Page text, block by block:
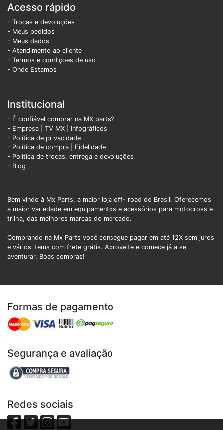
Acesso rápido
- Trocas e devoluções
- Meus pedidos
- Meus dados
- Atendimento ao cliente
- Termos e condiçoes de uso
- Onde Estamos
Institucional
- É confiável comprar na MX parts?
- Empresa
TV MX
Infográficos
- Política de privacidade
- Política de compra | Fidelidade
- Política de trocas, entrega e devoluções
- Blog
Bem vindo à Mx Parts, a maior loja off- road do Brasil. Oferecemos
a maior variedade em equipamentos e acessórios para motocross e
trilha, das melhores marcas do mercado.
Comprando na Mx Parts você consegue pagar em até 12X sem juros
e vários items com frete grátis. Aproveite e comece já a se
aventurar. Boas compras!
Formas de pagamento
Segurança e avaliação
Redes sociais